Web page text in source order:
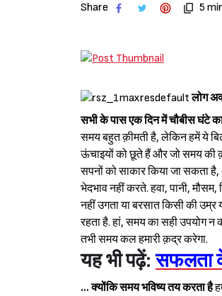
Share 5
लोग
सभी के पास एक दिन में चौबीस घंटे
समय बहुत क़ीमती है, लेकिन हमें ये
ऊंचाइयों को छूते हैं और जो समय की
सपनों को साकार किया जा सकता
भेदभाव नहीं करते. हवा, पानी,
नहीं उगता या बरसात किसी की
रहता है. हां, समय का सही उपयोग
तभी समय कल हमारी क़द्र करेगा.
यह भी पढ़ें:सफलता
... क्योंकि समय भविष्य तय करता है